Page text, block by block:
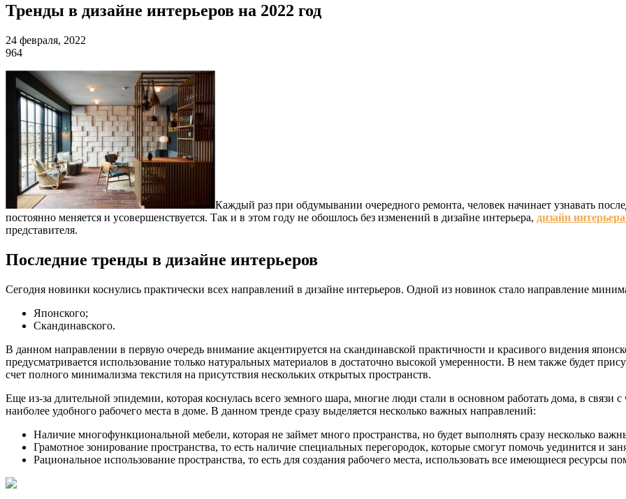
Тренды в дизайне интерьеров на 2022 год
24 февраля, 2022
964
Каждый раз при обдумывании очередного ремонта, человек начинает узнавать
постоянно меняется и усовершенствуется. Так и в этом году не обошлось без изменений в дизайне интерьера, дизайн
представителя.
Последние тренды в дизайне интерьеров
Сегодня новинки коснулись практически всех направлений в дизайне интерьеров. Одной из новинок стало направление
Японского;
Скандинавского.
В данном направлении в первую очередь внимание акцентируется на скандинавской практичности и красивого видения
предусматривается использование только натуральных материалов в достаточно высокой умеренности. В нем также будет
счет полного минимализма текстиля на присутствия нескольких открытых пространств.
Еще из-за длительной эпидемии, которая коснулась всего земного шара, многие люди стали в основном работать дома, в связи
наиболее удобного рабочего места в доме. В данном тренде сразу выделяется несколько важных направлений:
Наличие многофункциональной мебели, которая не займет много пространства, но будет выполнять сразу несколько
Грамотное зонирование пространства, то есть наличие специальных перегородок, которые смогут помочь уединится и
Рациональное использование пространства, то есть для создания рабочего места, использовать все имеющиеся ресурсы